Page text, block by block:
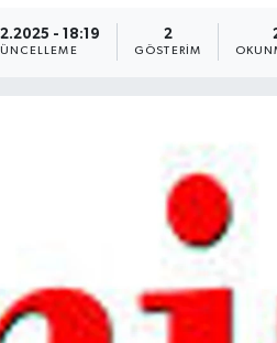
- 18:19 2
GÖSTERIM